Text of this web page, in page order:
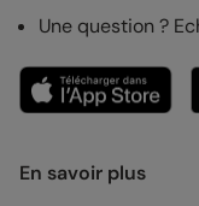
Une question ?
En savoir plus